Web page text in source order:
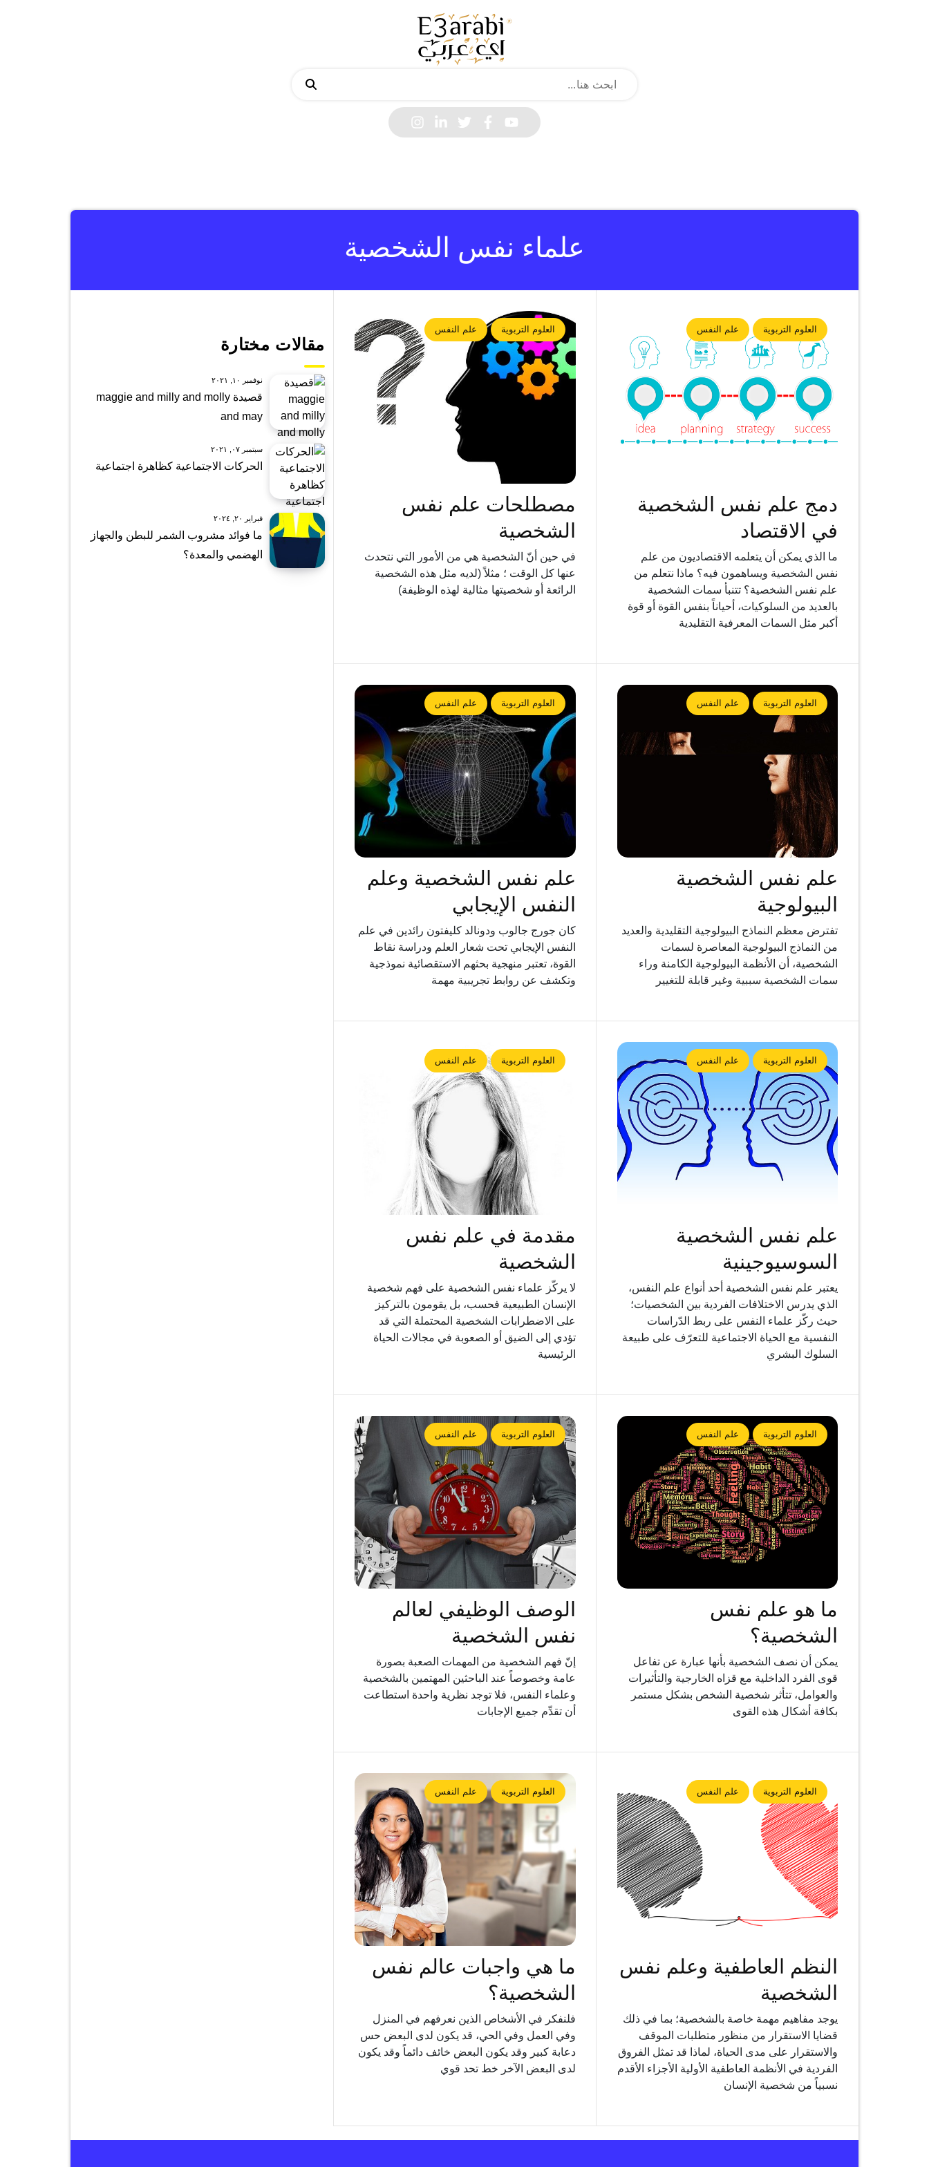
علماء نفس الشخصية
العلوم التربوية علم النفس
دمج علم نفس الشخصية
في الاقتصاد
ما الذي يمكن أن يتعلمه الاقتصاديون من علم
نفس الشخصية ويساهمون فيه؟ ماذا نتعلم من
علم نفس الشخصية؟ تتنبأ سمات الشخصية
بالعديد من السلوكيات، أحياناً بنفس القوة أو قوة
أكبر مثل السمات المعرفية التقليدية
العلوم التربوية علم النفس
مصطلحات علم نفس
الشخصية
في حين أنّ الشخصية هي من الأمور التي نتحدث
عنها كل الوقت ؛ مثلاً (لديه مثل هذه الشخصية
الرائعة أو شخصيتها مثالية لهذه الوظيفة)
العلوم التربوية علم النفس
علم نفس الشخصية
البيولوجية
تفترض معظم النماذج البيولوجية التقليدية والعديد
من النماذج البيولوجية المعاصرة لسمات
الشخصية، أن الأنظمة البيولوجية الكامنة وراء
سمات الشخصية سببية وغير قابلة للتغيير
العلوم التربوية علم النفس
علم نفس الشخصية وعلم
النفس الإيجابي
كان جورج جالوب ودونالد كليفتون رائدين في علم
النفس الإيجابي تحت شعار العلم ودراسة نقاط
القوة، تعتبر منهجية بحثهم الاستقصائية نموذجية
وتكشف عن روابط تجريبية مهمة
العلوم التربوية علم النفس
علم نفس الشخصية
السوسيوجينية
يعتبر علم نفس الشخصية أحد أنواع علم النفس،
الذي يدرس الاختلافات الفردية بين الشخصيات؛
حيث ركّز علماء النفس على ربط الدّراسات
النفسية مع الحياة الاجتماعية للتعرّف على طبيعة
السلوك البشري
العلوم التربوية علم النفس
مقدمة في علم نفس
الشخصية
لا يركّز علماء نفس الشخصية على فهم شخصية
الإنسان الطبيعية فحسب، بل يقومون بالتركيز
على الاضطرابات الشخصية المحتملة التي قد
تؤدي إلى الضيق أو الصعوبة في مجالات الحياة
الرئيسية
العلوم التربوية علم النفس
ما هو علم نفس
الشخصية؟
يمكن أن نصف الشخصية بأنها عبارة عن تفاعل
قوى الفرد الداخلية مع قزاه الخارجية والتأثيرات
والعوامل، تتأثر شخصية الشخص بشكل مستمر
بكافة أشكال هذه القوى
العلوم التربوية علم النفس
الوصف الوظيفي لعالم
نفس الشخصية
إنّ فهم الشخصية من المهمات الصعبة بصورة
عامة وخصوصاً عند الباحثين المهتمين بالشخصية
وعلماء النفس، فلا توجد نظرية واحدة استطاعت
أن تقدِّم جميع الإجابات
العلوم التربوية علم النفس
النظم العاطفية وعلم نفس
الشخصية
يوجد مفاهيم مهمة خاصة بالشخصية؛ بما في ذلك
قضايا الاستقرار من منظور متطلبات الموقف
والاستقرار على مدى الحياة، لماذا قد تمثل الفروق
الفردية في الأنظمة العاطفية الأولية الأجزاء الأقدم
نسبياً من شخصية الإنسان
العلوم التربوية علم النفس
ما هي واجبات عالم نفس
الشخصية؟
فلنفكر في الأشخاص الذين نعرفهم في المنزل
وفي العمل وفي الحي، قد يكون لدى البعض حس
دعابة كبير وقد يكون البعض خائف دائماً وقد يكون
لدى البعض الآخر خط تحد قوي
مقالات مختارة
نوفمبر ١٠, ٢٠٢١
قصيدة maggie and milly and molly
and may
سبتمبر ٠٧, ٢٠٢١
الحركات الاجتماعية كظاهرة اجتماعية
فبراير ٢٠, ٢٠٢٤
ما فوائد مشروب الشمر للبطن والجهاز
الهضمي والمعدة؟